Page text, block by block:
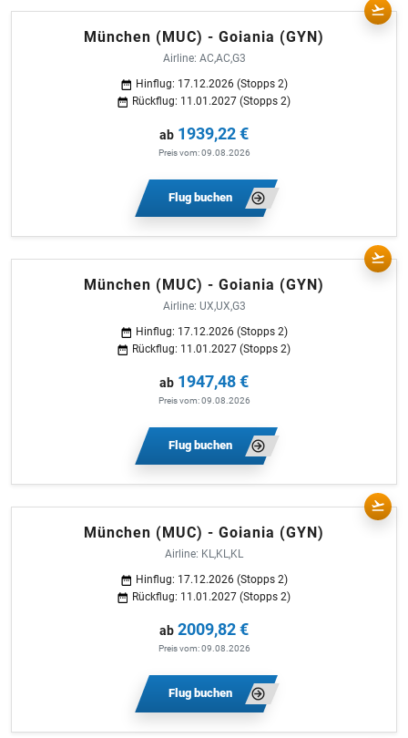
München (MUC) - Goiania (GYN)
Airline: AC,AC,G3
Hinflug: 17.12.2026 (Stopps 2)
Rückflug: 11.01.2027 (Stopps 2)
ab 1939,22 €
Preis vom: 09.08.2026
Flug buchen
München (MUC) - Goiania (GYN)
Airline: UX,UX,G3
Hinflug: 17.12.2026 (Stopps 2)
Rückflug: 11.01.2027 (Stopps 2)
ab 1947,48 €
Preis vom: 09.08.2026
Flug buchen
München (MUC) - Goiania (GYN)
Airline: KL,KL,KL
Hinflug: 17.12.2026 (Stopps 2)
Rückflug: 11.01.2027 (Stopps 2)
ab 2009,82 €
Preis vom: 09.08.2026
Flug buchen